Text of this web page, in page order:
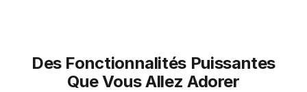
Des Fonctionnalités Puissantes
Que Vous Allez Adorer